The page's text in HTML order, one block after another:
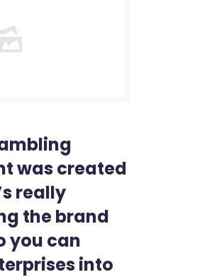
was created
really
the brand
you can
into